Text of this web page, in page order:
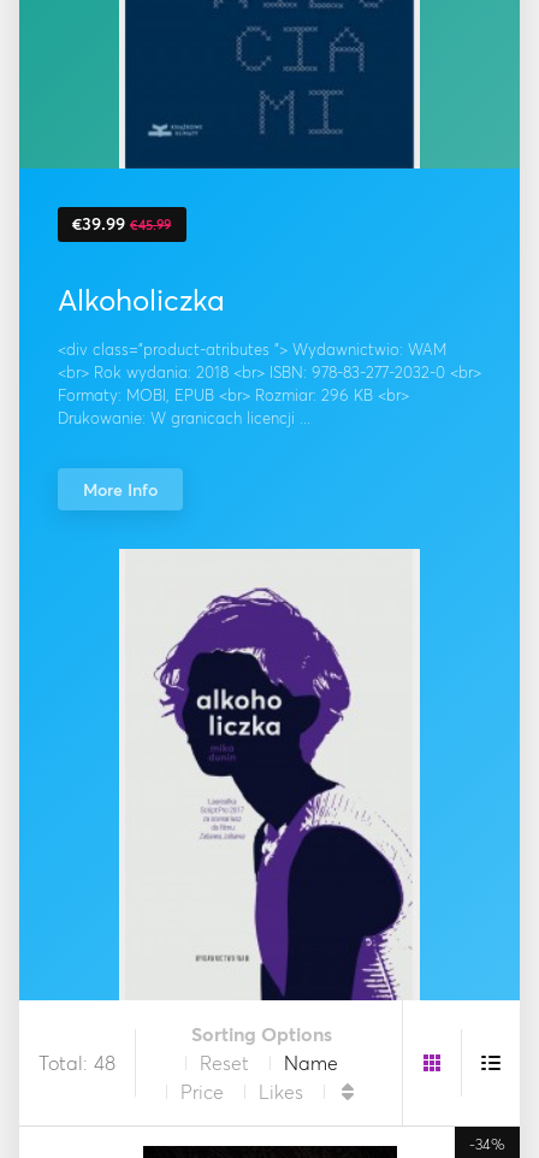
€39.99€45.99
Alkoholiczka
<div class="product-atributes "> Wydawnictwio: WAM
<br> Rok wydania: 2018 <br> ISBN: 978-83-277-2032-0 <br>
Formaty: MOBI, EPUB <br> Rozmiar: 296 KB <br>
Drukowanie: W granicach licencji ...
More Info
Total: 48
Sorting Options
Reset
Name
Price
Likes
-34%